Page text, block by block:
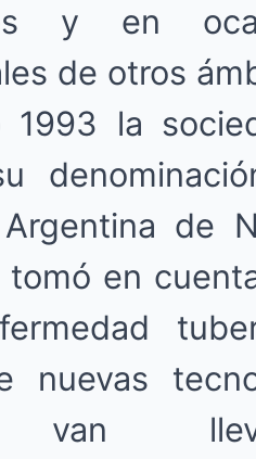
y en
de otros
1993 la
de
tomó en
nuevas
van